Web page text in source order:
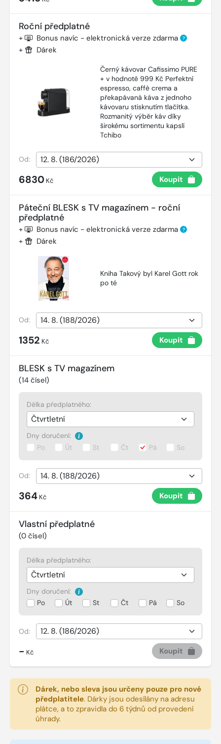
Roční předplatné
+ Bonus navíc - elektronická verze zdarma ?
+ Dárek
Černý kávovar Cafissimo PURE
+ v hodnotě 999 Kč Perfektní
espresso, caffè crema a
překapávaná káva z jednoho
kávovaru stisknutím tlačítka.
Rozmanitý výběr káv díky
širokému sortimentu kapslí
Tchibo
Od:
6830 Kč Koupit
Páteční BLESK s TV magazínem - roční
předplatné
+ Bonus navíc - elektronická verze zdarma ?
+ Dárek
Kniha Takový byl Karel Gott rok
po té
Od:
1352 Kč Koupit
BLESK s TV magazínem
(14 čísel)
Délka předplatného:
Dny doručení:
Po
Út St Čt Pá So
Od:
364 Kč Koupit
Vlastní předplatné
(0 čísel)
Délka předplatného:
Dny doručení:
Po
Út St Čt Pá So
Od:
- Kč Koupit
Dárek, nebo sleva jsou určeny pouze pro nové
předplatitele. Dárky jsou odesílány na adresu
plátce, a to zpravidla do 6 týdnů od provedení
úhrady.